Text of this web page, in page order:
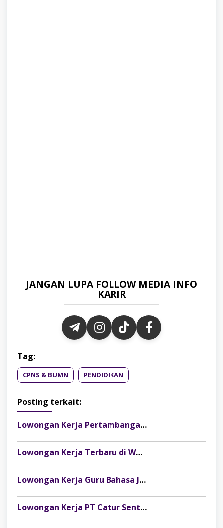
JANGAN LUPA FOLLOW MEDIA INFO
KARIR
Tag:
CPNS & BUMN PENDIDIKAN
Posting terkait:
Lowongan Kerja Pertambangan Baramulti Group (Penempatan Site Sumatera Selatan)
Lowongan Kerja Terbaru di Weyora Beauty Clinic Palembang
Lowongan Kerja Guru Bahasa Jepang di SMK Yadika Lubuklinggau
Lowongan Kerja PT Catur Sentosa Adiprima (CSAD) Palembang dan Baturaja 2026